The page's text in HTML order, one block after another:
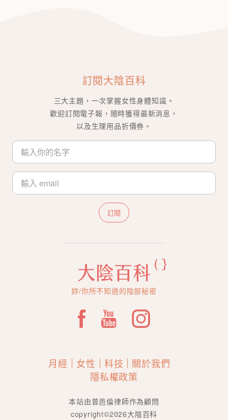
訂閱大陰百科
三大主題，一次掌握女性身體知識。
歡迎訂閱電子報，隨時獲得最新消息，
以及生理用品折價券。
訂閱
妳/你所不知道的陰部秘密
月經 女性 科技
關於我們
隱私權政策
本站由曾邑倫律師作為顧問
copyright©2026大陰百科